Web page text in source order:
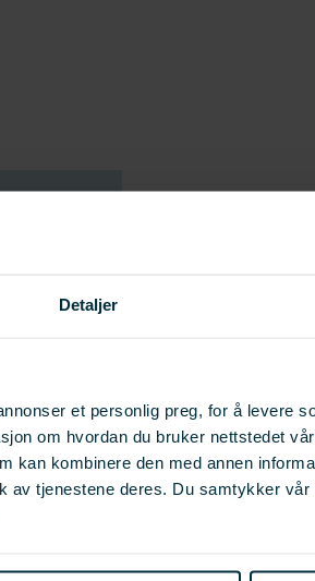
Detaljer
et personlig preg, for å levere
om hvordan du bruker nettstedet
kan kombinere den med annen
av tjenestene deres. Du samtykker
og
og